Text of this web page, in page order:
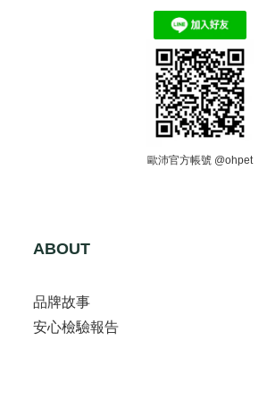
歐沛官方帳號 @ohpet
ABOUT
品牌故事
安心檢驗報告